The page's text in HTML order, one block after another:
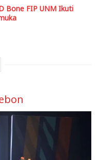
Bone FIP UNM Ikuti